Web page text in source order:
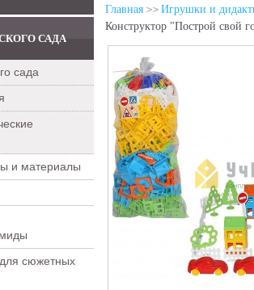
САДА
сада
и материалы
сюжетных
Главная
Игрушки и
Конструктор "Построй свой